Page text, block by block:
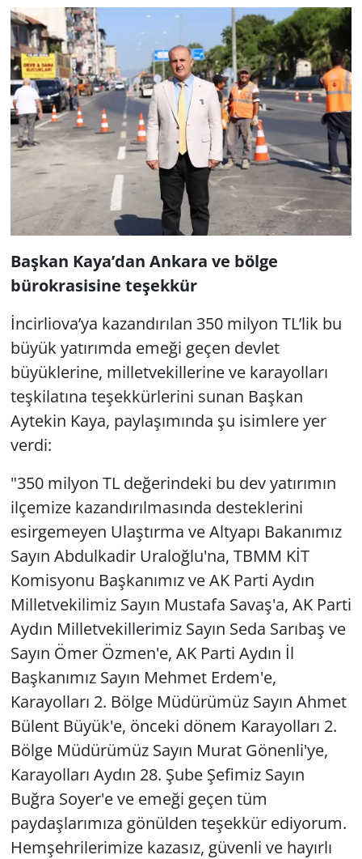
Başkan Kaya’dan Ankara ve bölge
bürokrasisine teşekkür
İncirliova’ya kazandırılan 350 milyon TL’lik bu
büyük yatırımda emeği geçen devlet
büyüklerine, milletvekillerine ve karayolları
teşkilatına teşekkürlerini sunan Başkan
Aytekin Kaya, paylaşımında şu isimlere yer
verdi:
"350 milyon TL değerindeki bu dev yatırımın
ilçemize kazandırılmasında desteklerini
esirgemeyen Ulaştırma ve Altyapı Bakanımız
Sayın Abdulkadir Uraloğlu'na, TBMM KİT
Komisyonu Başkanımız ve AK Parti Aydın
Milletvekilimiz Sayın Mustafa Savaş'a, AK Parti
Aydın Milletvekillerimiz Sayın Seda Sarıbaş ve
Sayın Ömer Özmen'e, AK Parti Aydın İl
Başkanımız Sayın Mehmet Erdem'e,
Karayolları 2. Bölge Müdürümüz Sayın Ahmet
Bülent Büyük'e, önceki dönem Karayolları 2.
Bölge Müdürümüz Sayın Murat Gönenli'ye,
Karayolları Aydın 28. Şube Şefimiz Sayın
Buğra Soyer'e ve emeği geçen tüm
paydaşlarımıza gönülden teşekkür ediyorum.
Hemşehrilerimize kazasız, güvenli ve hayırlı